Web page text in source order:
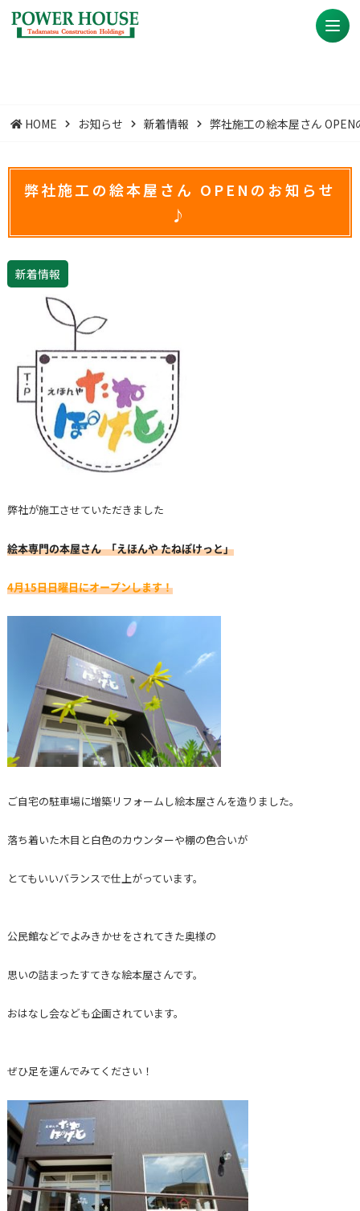
HOME お知らせ 新着情報 弊社施工の絵本屋さん
弊社施工の絵本屋さん OPENのお知らせ
♪
新着情報
弊社が施工させていただきました
絵本専門の本屋さん 「えほんや たねぽけっと」
4月15日日曜日にオープンします！
ご自宅の駐車場に増築リフォームし絵本屋さんを造りました。
落ち着いた木目と白色のカウンターや棚の色合いが
とてもいいバランスで仕上がっています。
公民館などでよみきかせをされてきた奥様の
思いの詰まったすてきな絵本屋さんです。
おはなし会なども企画されています。
ぜひ足を運んでみてください！